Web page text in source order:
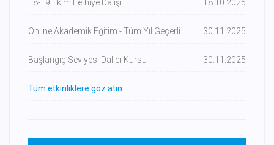
18-19 Ekim Fethiye Dalışı 18.10.2025
Online Akademik Eğitim - Tüm Yıl Geçerli 30.11.2025
Başlangıç Seviyesi Dalıcı Kursu 30.11.2025
Tüm etkinliklere göz atın